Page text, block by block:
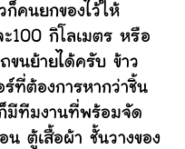
ก็คนยกของไว้ให้
100 กิโลเมตร หรือ
ขนย้ายได้ครับ ข้าว
ร์ที่ต้องการหากว่าชิ้น
มีทีมงานที่พร้อมจัด
น ตู้เสื้อผ้า ชั้นวางของ